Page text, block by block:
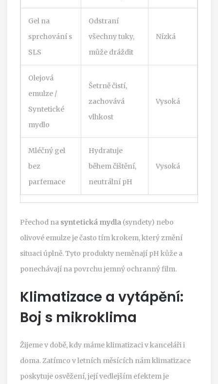
Gel na
sprchování s
SLS
Odstraní
všechny tuky,
může dráždit
Nízká
Olejová
emulze /
Syntetické
mydlo
Šetrně čistí,
zachovává
vlhkost
Vysoká
Mléčný gel
bez
parfemace
Hydratuje
během čištění,
neutrální pH
Vysoká
Přechod na syntetická mydla (syndety) nebo
olivové emulze je často tím krokem, který změní
situaci úplně. Tyto produkty neměnají pH kůže a
ponechávají na povrchu jemný ochranný film.
Klimatizace a vytápění:
Boj s mikroklima
Žijeme v době, kdy máme klimatizaci v kanceláři i
doma. Zatímco v letních měsících nám klimatizace
poskytuje osvěžení, její vedlejším efektem je